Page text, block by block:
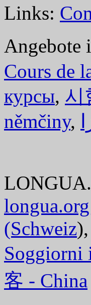
Links:
Angebote
Cours de
курсы, 시
němčiny,
(Schweiz),
Soggiorni
客 - China